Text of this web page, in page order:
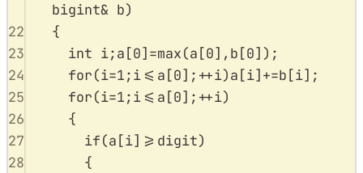
bigint& b)
22
{
23
int i;a [0] =max(a [0], b [0]);
24
for(i=1;i<= a [0]; ++i)a [i] +=b [i];
25
for(i=1;i<= a [0]; ++i)
26
{
27
if(a [i] >= digit)
28
{